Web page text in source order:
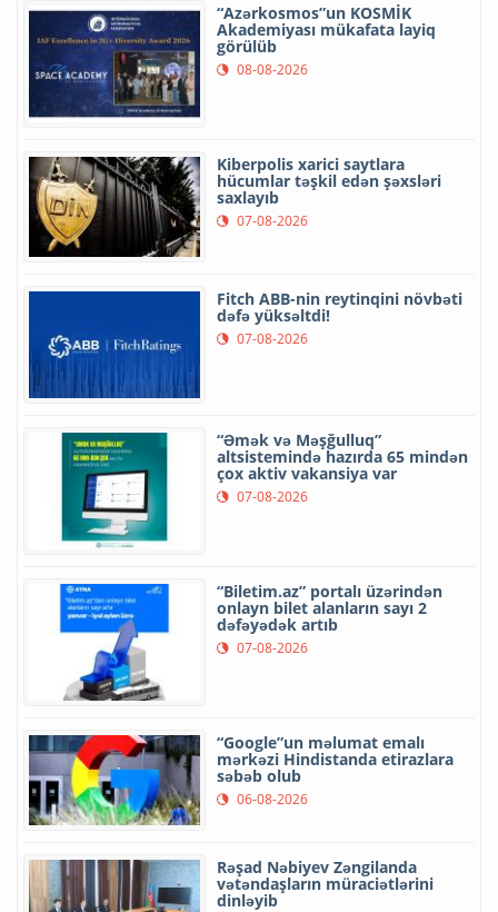
“Azərkosmos”un KOSMİK
Akademiyası mükafata layiq
görülüb
08-08-2026
Kiberpolis xarici saytlara
hücumlar təşkil edən şəxsləri
saxlayıb
07-08-2026
Fitch ABB-nin reytinqini növbəti
dəfə yüksəltdi!
07-08-2026
“Əmək və Məşğulluq”
altsistemində hazırda 65 mindən
çox aktiv vakansiya var
07-08-2026
“Biletim.az” portalı üzərindən
onlayn bilet alanların sayı 2
dəfəyədək artıb
07-08-2026
“Google”un məlumat emalı
mərkəzi Hindistanda etirazlara
səbəb olub
06-08-2026
Rəşad Nəbiyev Zəngilanda
vətəndaşların müraciətlərini
dinləyib